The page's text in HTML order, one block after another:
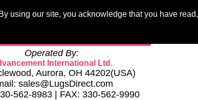
using our site, you acknowledge that you have read,
Screws Terminal Blocks Support
Operated By:
International Ltd.
Aurora, OH 44202(USA)
sales@LugsDirect.com
562-8983 | FAX: 330-562-9990